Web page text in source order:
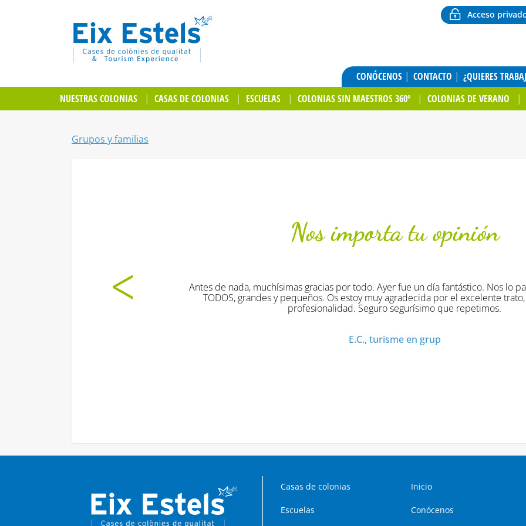
Acceso
CONÓCENOS CONTACTO ¿QUIERES
NUESTRAS COLONIAS
CASAS DE COLONIAS ESCUELAS COLONIAS SIN MAESTROS 360º COLONIAS DE VERANO
Grupos y familias
Nos importa tu opinión
Antes de nada, muchísimas gracias por todo. Ayer fue un día fantástico. Nos lo pasamos super bien
TODOS, grandes y pequeños. Os estoy muy agradecida por el excelente trato, organización y
profesionalidad. Seguro segurísimo que repetimos.
Casas de colonias Inicio
Escuelas Conócenos